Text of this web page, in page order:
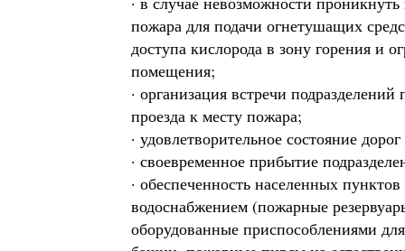
пожара для подачи огнетушащих
доступа кислорода в зону горения и
помещения;
· организация встречи
проезда к месту пожара;
· удовлетворительное состояние
· своевременное прибытие
· обеспеченность населенных
водоснабжением (пожарные
оборудованные приспособлениями